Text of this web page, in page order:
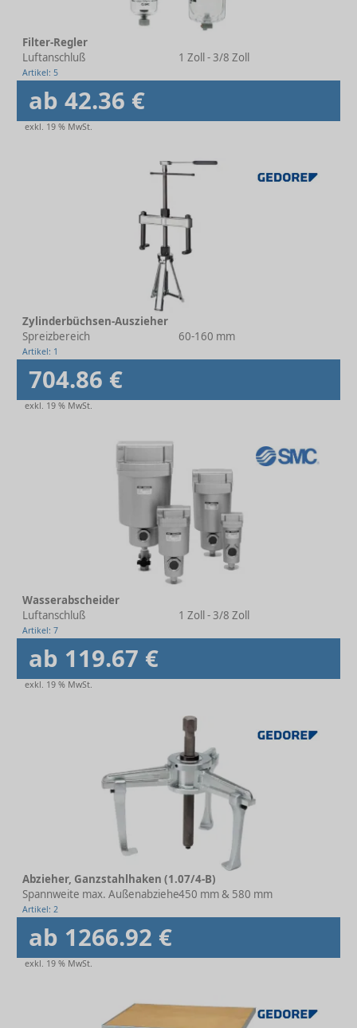
Filter-Regler
Luftanschluß
1 Zoll - 3/8 Zoll
Artikel: 5
ab 42.36 €
exkl. 19 % MwSt.
Zylinderbüchsen-Auszieher
Spreizbereich
60-160 mm
Artikel: 1
704.86 €
exkl. 19 % MwSt.
Wasserabscheider
Luftanschluß
1 Zoll - 3/8 Zoll
Artikel: 7
ab 119.67 €
exkl. 19 % MwSt.
Abzieher, Ganzstahlhaken (1.07/4-B)
Spannweite max. Außenabzieher450 mm & 580 mm
Artikel: 2
ab 1266.92 €
exkl. 19 % MwSt.